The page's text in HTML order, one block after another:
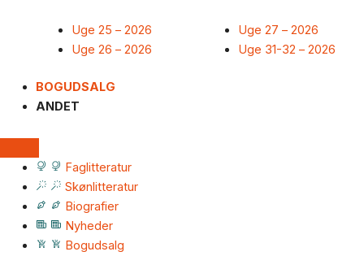
Uge 25 – 2026
Uge 26 – 2026
Uge 27 – 2026
Uge 31-32 – 2026
BOGUDSALG
ANDET
Faglitteratur
Skønlitteratur
Biografier
Nyheder
Bogudsalg